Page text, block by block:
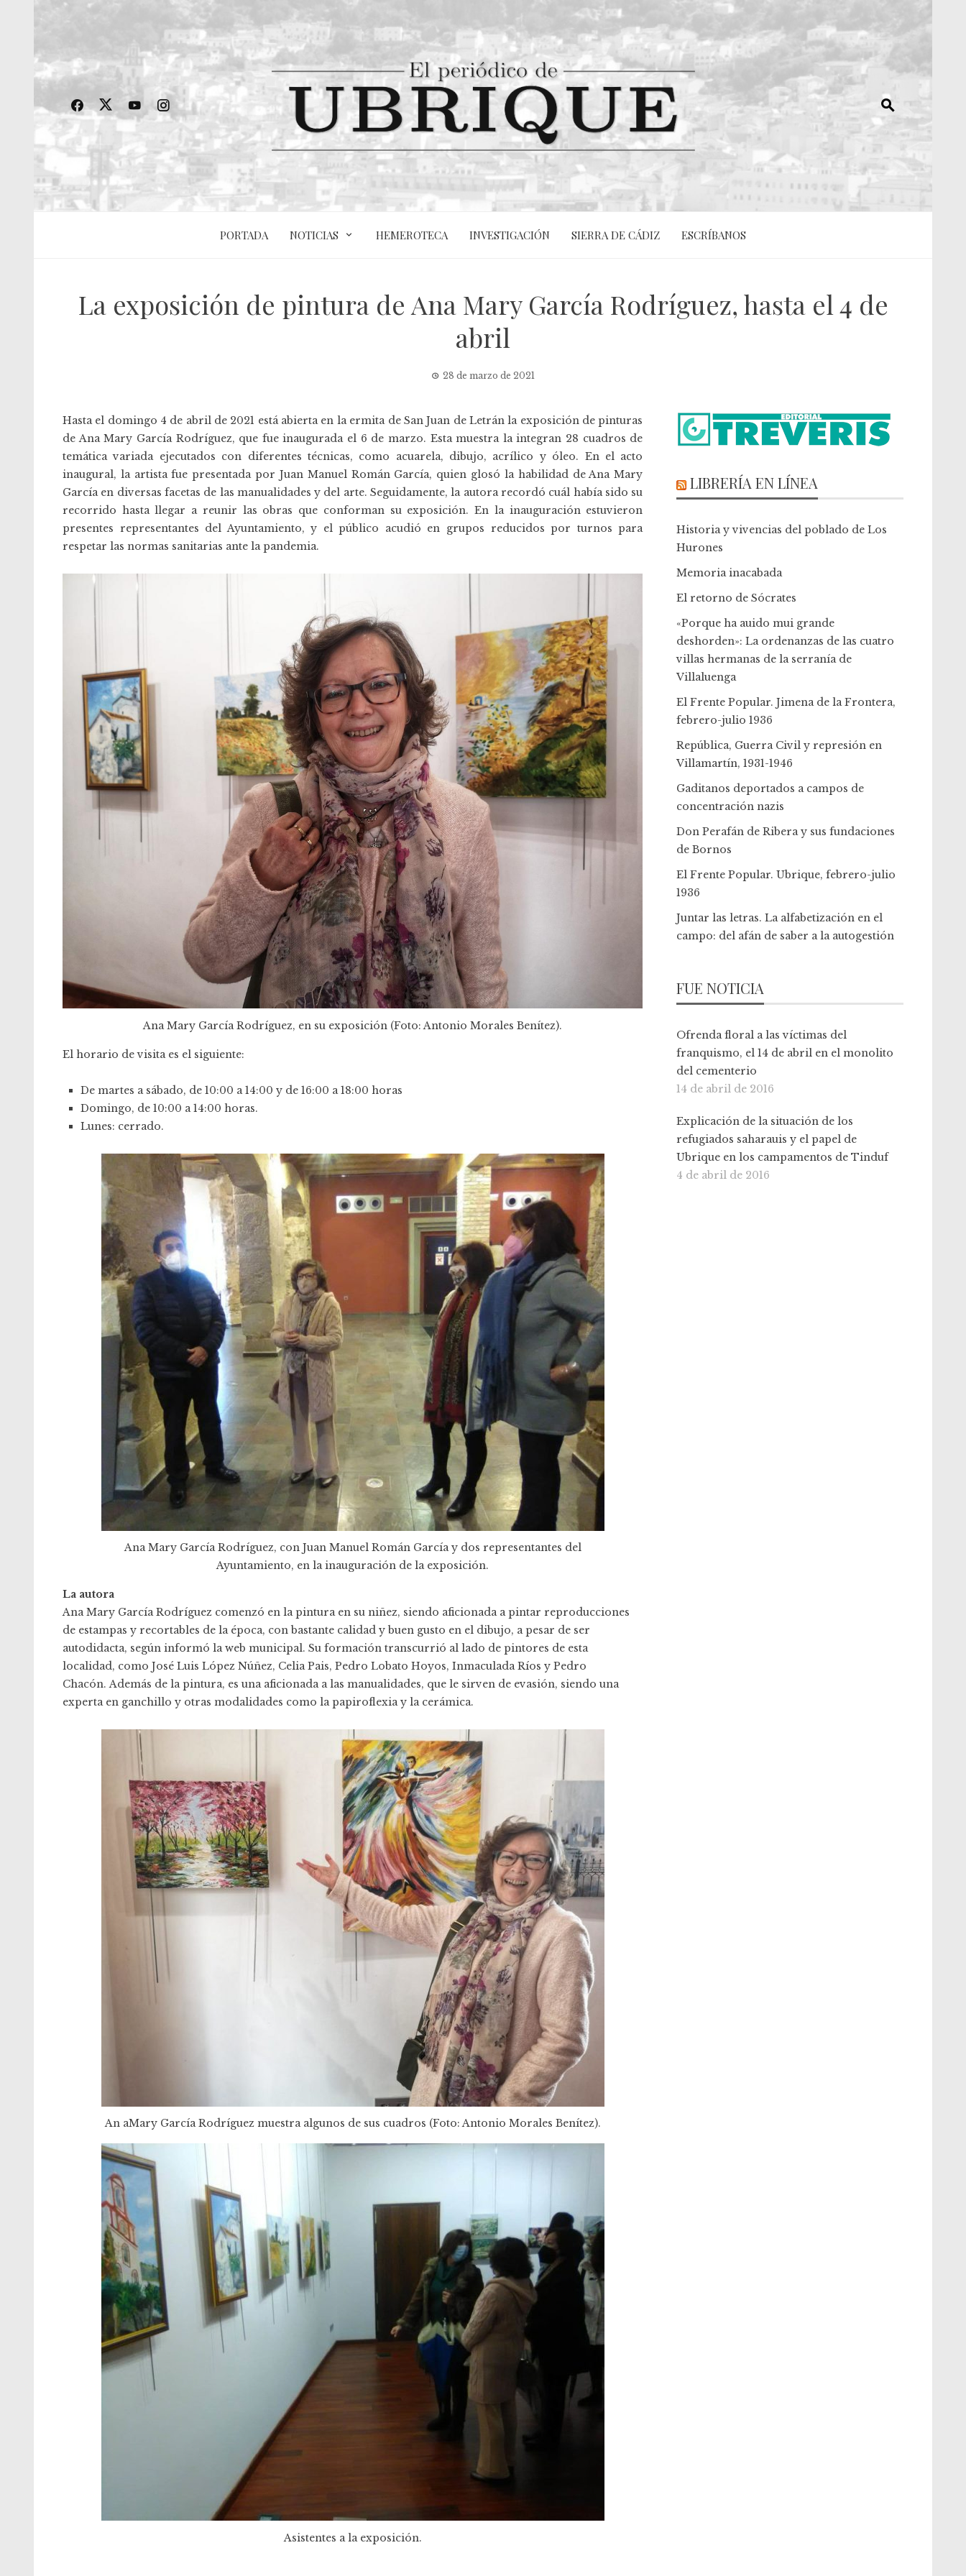
PORTADA NOTICIAS HEMEROTECA INVESTIGACIÓN SIERRA DE CÁDIZ ESCRÍBANOS
La exposición de pintura de Ana Mary García Rodríguez, hasta el 4 de
abril
28 de marzo de 2021
Hasta el domingo 4 de abril de 2021 está abierta en la ermita de San Juan de Letrán la exposición de pinturas
de Ana Mary García Rodríguez, que fue inaugurada el 6 de marzo. Esta muestra la integran 28 cuadros de
temática variada ejecutados con diferentes técnicas, como acuarela, dibujo, acrílico y óleo. En el acto
inaugural, la artista fue presentada por Juan Manuel Román García, quien glosó la habilidad de Ana Mary
García en diversas facetas de las manualidades y del arte. Seguidamente, la autora recordó cuál había sido su
recorrido hasta llegar a reunir las obras que conforman su exposición. En la inauguración estuvieron
presentes representantes del Ayuntamiento, y el público acudió en grupos reducidos por turnos para
respetar las normas sanitarias ante la pandemia.
Ana Mary García Rodríguez, en su exposición (Foto: Antonio Morales Benítez).
El horario de visita es el siguiente:
De martes a sábado, de 10:00 a 14:00 y de 16:00 a 18:00 horas
Domingo, de 10:00 a 14:00 horas.
Lunes: cerrado.
Ana Mary García Rodríguez, con Juan Manuel Román García y dos representantes del
Ayuntamiento, en la inauguración de la exposición.
La autora
Ana Mary García Rodríguez comenzó en la pintura en su niñez, siendo aficionada a pintar reproducciones
de estampas y recortables de la época, con bastante calidad y buen gusto en el dibujo, a pesar de ser
autodidacta, según informó la web municipal. Su formación transcurrió al lado de pintores de esta
localidad, como José Luis López Núñez, Celia Pais, Pedro Lobato Hoyos, Inmaculada Ríos y Pedro
Chacón. Además de la pintura, es una aficionada a las manualidades, que le sirven de evasión, siendo una
experta en ganchillo y otras modalidades como la papiroflexia y la cerámica.
An aMary García Rodríguez muestra algunos de sus cuadros (Foto: Antonio Morales Benítez).
Asistentes a la exposición.
LIBRERÍA EN LÍNEA
Historia y vivencias del poblado de Los
Hurones
Memoria inacabada
El retorno de Sócrates
«Porque ha auido mui grande
deshorden»: La ordenanzas de las cuatro
villas hermanas de la serranía de
Villaluenga
El Frente Popular. Jimena de la Frontera,
febrero-julio 1936
República, Guerra Civil y represión en
Villamartín, 1931-1946
Gaditanos deportados a campos de
concentración nazis
Don Perafán de Ribera y sus fundaciones
de Bornos
El Frente Popular. Ubrique, febrero-julio
1936
Juntar las letras. La alfabetización en el
campo: del afán de saber a la autogestión
FUE NOTICIA
Ofrenda floral a las víctimas del
franquismo, el 14 de abril en el monolito
del cementerio
14 de abril de 2016
Explicación de la situación de los
refugiados saharauis y el papel de
Ubrique en los campamentos de Tinduf
4 de abril de 2016